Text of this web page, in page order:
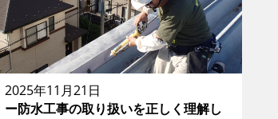
2025年11月21日
ー防水工事の取り扱いを正しく理解し